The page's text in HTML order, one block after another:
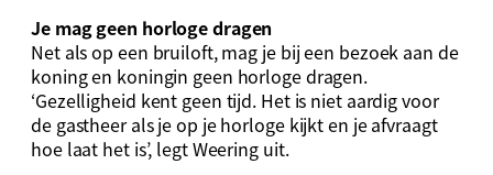
Je mag geen horloge dragen
Net als op een bruiloft, mag je bij een bezoek aan de
koning en koningin geen horloge dragen.
‘Gezelligheid kent geen tijd. Het is niet aardig voor
de gastheer als je op je horloge kijkt en je afvraagt
hoe laat het is’, legt Weering uit.